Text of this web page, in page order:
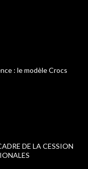
: le modèle Crocs
DE LA CESSION